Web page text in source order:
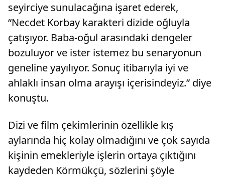
seyirciye sunulacağına işaret ederek,
“Necdet Korbay karakteri dizide oğluyla
çatışıyor. Baba-oğul arasındaki dengeler
bozuluyor ve ister istemez bu senaryonun
geneline yayılıyor. Sonuç itibarıyla iyi ve
ahlaklı insan olma arayışı içerisindeyiz.” diye
konuştu.
Dizi ve film çekimlerinin özellikle kış
aylarında hiç kolay olmadığını ve çok sayıda
kişinin emekleriyle işlerin ortaya çıktığını
kaydeden Körmükçü, sözlerini şöyle